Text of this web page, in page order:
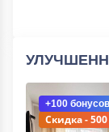
+100 бонусов
Скидка - 500